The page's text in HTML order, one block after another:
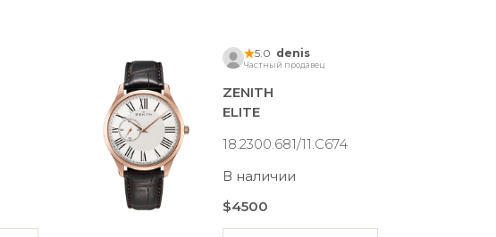
5.0 denis
Частный продавец
ZENITH
ELITE
18.2300.681/11.C674
В наличии
$4500